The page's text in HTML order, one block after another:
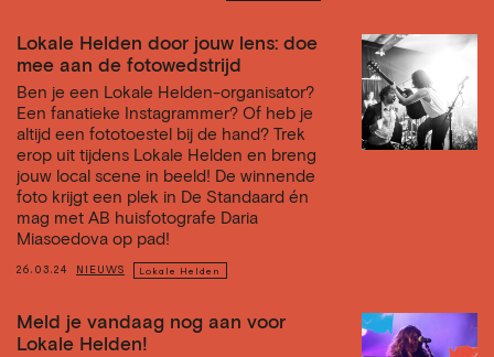
Lokale Helden door jouw lens: doe
mee aan de fotowedstrijd
Ben je een Lokale Helden-organisator?
Een fanatieke Instagrammer? Of heb je
altijd een fototoestel bij de hand? Trek
erop uit tijdens Lokale Helden en breng
jouw local scene in beeld! De winnende
foto krijgt een plek in De Standaard én
mag met AB huisfotografe Daria
Miasoedova op pad!
26.03.24 NIEUWS Lokale Helden
Meld je vandaag nog aan voor
Lokale Helden!